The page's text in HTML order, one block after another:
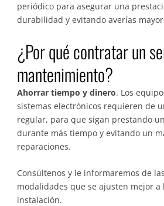
periódico para asegurar una
durabilidad y evitando averías
¿Por qué contratar un
mantenimiento?
Ahorrar tiempo y dinero. Los
sistemas electrónicos requieren de
regular, para que sigan prestando
durante más tiempo y evitando un
reparaciones.
Consúltenos y le informaremos de
modalidades que se ajusten mejor a
instalación.